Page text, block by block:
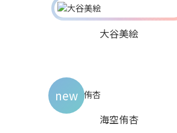
大谷美絵
海空侑杏
new